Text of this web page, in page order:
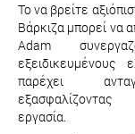
Το να βρείτε
Βάρκιζα μπορεί να
Adam
εξειδικευμένους
παρέχει
εργασία.